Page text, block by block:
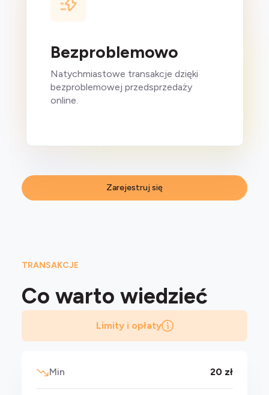
Bezproblemowo
Natychmiastowe transakcje dzięki
bezproblemowej przedsprzedaży
online.
Zarejestruj się
Limity i opłaty
Min 20 zł
TRANSAKCJE
Co warto wiedzieć